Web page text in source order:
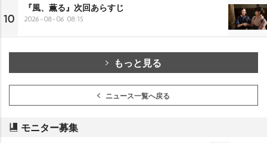
10
『風、薫る』次回あらすじ
2026-08-06 08:15
もっと見る
ニュース一覧へ戻る
モニター募集